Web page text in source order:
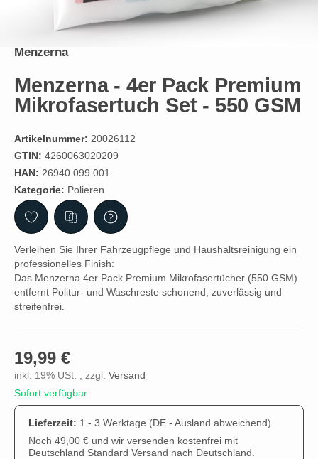
Menzerna
Menzerna - 4er Pack Premium
Mikrofasertuch Set - 550 GSM
Artikelnummer: 20026112
GTIN: 4260063020209
HAN: 26940.099.001
Kategorie: Polieren
Verleihen Sie Ihrer Fahrzeugpflege und Haushaltsreinigung ein
professionelles Finish:
Das Menzerna 4er Pack Premium Mikrofasertücher (550 GSM)
entfernt Politur- und Waschreste schonend, zuverlässig und
streifenfrei.
19,99 €
inkl. 19% USt. , zzgl. Versand
Sofort verfügbar
Lieferzeit: 1 - 3 Werktage (DE - Ausland abweichend)
Noch 49,00 € und wir versenden kostenfrei mit
Deutschland Standard Versand nach Deutschland.